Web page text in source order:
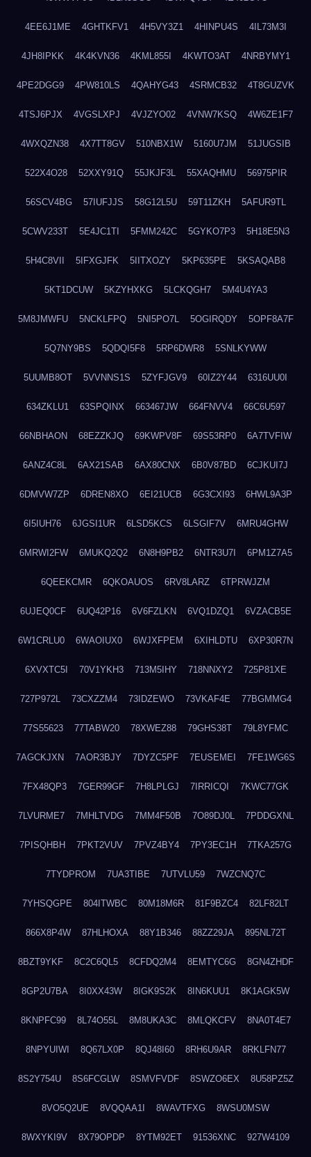
4EE6J1ME 4GHTKFV1 4H5VY3Z1 4HINPU4S 4IL73M3I
4JH8IPKK 4K4KVN36 4KML855I 4KWTO3AT 4NRBYMY1
4PE2DGG9 4PW810LS 4QAHYG43 4SRMCB32 4T8GUZVK
4TSJ6PJX 4VGSLXPJ 4VJZYO02 4VNW7KSQ 4W6ZE1F7
4WXQZN38 4X7TT8GV 510NBX1W 5160U7JM 51JUGSIB
522X4O28 52XXY91Q 55JKJF3L 55XAQHMU 56975PIR
56SCV4BG 57IUFJJS 58G12L5U 59T11ZKH 5AFUR9TL
5CWV233T 5E4JC1TI 5FMM242C 5GYKO7P3 5H18E5N3
5H4C8VII 5IFXGJFK 5IITXOZY 5KP635PE 5KSAQAB8
5KT1DCUW 5KZYHXKG 5LCKQGH7 5M4U4YA3
5M8JMWFU 5NCKLFPQ 5NI5PO7L 5OGIRQDY 5OPF8A7F
5Q7NY9BS 5QDQI5F8 5RP6DWR8 5SNLKYWW
5UUMB8OT 5VVNNS1S 5ZYFJGV9 60IZ2Y44 6316UU0I
634ZKLU1 63SPQINX 663467JW 664FNVV4 66C6U597
66NBHAON 68EZZKJQ 69KWPV8F 69S53RP0 6A7TVFIW
6ANZ4C8L 6AX21SAB 6AX80CNX 6B0V87BD 6CJKUI7J
6DMVW7ZP 6DREN8XO 6EI21UCB 6G3CXI93 6HWL9A3P
6I5IUH76 6JGSI1UR 6LSD5KCS 6LSGIF7V 6MRU4GHW
6MRWI2FW 6MUKQ2Q2 6N8H9PB2 6NTR3U7I 6PM1Z7A5
6QEEKCMR 6QKOAUOS 6RV8LARZ 6TPRWJZM
6UJEQ0CF 6UQ42P16 6V6FZLKN 6VQ1DZQ1 6VZACB5E
6W1CRLU0 6WAOIUX0 6WJXFPEM 6XIHLDTU 6XP30R7N
6XVXTC5I 70V1YKH3 713M5IHY 718NNXY2 725P81XE
727P972L 73CXZZM4 73IDZEWO 73VKAF4E 77BGMMG4
77S55623 77TABW20 78XWEZ88 79GHS38T 79L8YFMC
7AGCKJXN 7AOR3BJY 7DYZC5PF 7EUSEMEI 7FE1WG6S
7FX48QP3 7GER99GF 7H8LPLGJ 7IRRICQI 7KWC77GK
7LVURME7 7MHLTVDG 7MM4F50B 7O89DJ0L 7PDDGXNL
7PISQHBH 7PKT2VUV 7PVZ4BY4 7PY3EC1H 7TKA257G
7TYDPROM 7UA3TIBE 7UTVLU59 7WZCNQ7C
7YHSQGPE 804ITWBC 80M18M6R 81F9BZC4 82LF82LT
866X8P4W 87HLHOXA 88Y1B346 88ZZ29JA 895NL72T
8BZT9YKF 8C2C6QL5 8CFDQ2M4 8EMTYC6G 8GN4ZHDF
8GP2U7BA 8I0XX43W 8IGK9S2K 8IN6KUU1 8K1AGK5W
8KNPFC99 8L74O55L 8M8UKA3C 8MLQKCFV 8NA0T4E7
8NPYUIWI 8Q67LX0P 8QJ48I60 8RH6U9AR 8RKLFN77
8S2Y754U 8S6FCGLW 8SMVFVDF 8SWZO6EX 8U58PZ5Z
8VO5Q2UE 8VQQAA1I 8WAVTFXG 8WSU0MSW
8WXYKI9V 8X79OPDP 8YTM92ET 91536XNC 927W4109